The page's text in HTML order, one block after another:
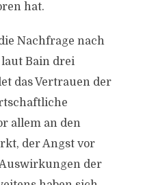
hat.
Nachfrage nach
Bain drei
das Vertrauen der
allem an den
der Angst vor
der